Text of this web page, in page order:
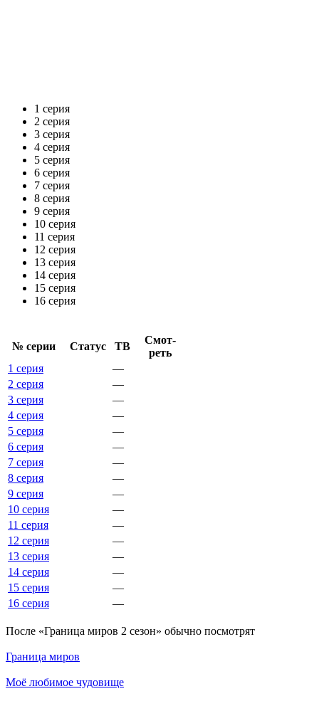
1 серия
2 серия
3 серия
4 серия
5 серия
6 серия
7 серия
8 серия
9 серия
10 серия
11 серия
12 серия
13 серия
14 серия
15 серия
16 серия
№ се­рии Ста­тус ТВ
Смот­
реть
1 серия
—
2 серия
—
3 серия
—
4 серия
—
5 серия
—
6 серия
—
7 серия
—
8 серия
—
9 серия
—
10 серия
—
11 серия
—
12 серия
—
13 серия
—
14 серия
—
15 серия
—
16 серия
—
По­сле «Граница миров 2 сезон» обыч­но по­смот­рят
Граница миров
Моё любимое чудовище